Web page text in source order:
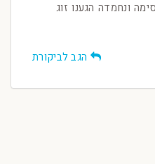
ונחמדה הגענו זוג
הגב לביקורת